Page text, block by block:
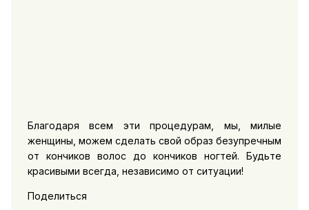
Благодаря всем эти процедурам, мы, милые
женщины, можем сделать свой образ безупречным
от кончиков волос до кончиков ногтей. Будьте
красивыми всегда, независимо от ситуации!
Поделиться